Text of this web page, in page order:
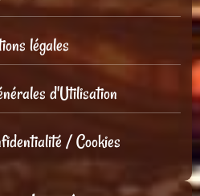
légales
d'Utilisation
/ Cookies